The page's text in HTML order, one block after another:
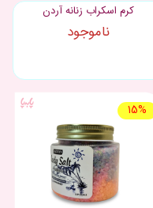
کرم اسکراب زنانه آردن
ناموجود
15%